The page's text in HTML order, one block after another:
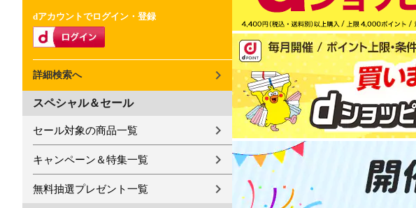
dアカウントでログイン・登録
詳細検索へ
スペシャル＆セール
セール対象の商品一覧
キャンペーン＆特集一覧
無料抽選プレゼント一覧